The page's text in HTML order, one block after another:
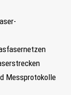
Messprotokolle